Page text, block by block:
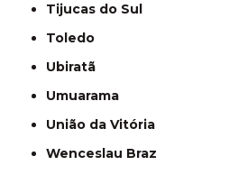
Tijucas do Sul
Toledo
Ubiratã
Umuarama
União da Vitória
Wenceslau Braz